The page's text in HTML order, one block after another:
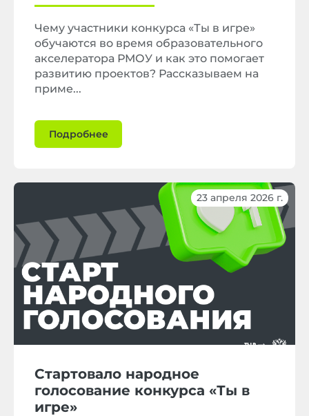
Чему участники конкурса «Ты в игре»
обучаются во время образовательного
акселератора РМОУ и как это помогает
развитию проектов? Рассказываем на
приме...
Подробнее
23 апреля 2026 г.
Стартовало народное
голосование конкурса «Ты в
игре»